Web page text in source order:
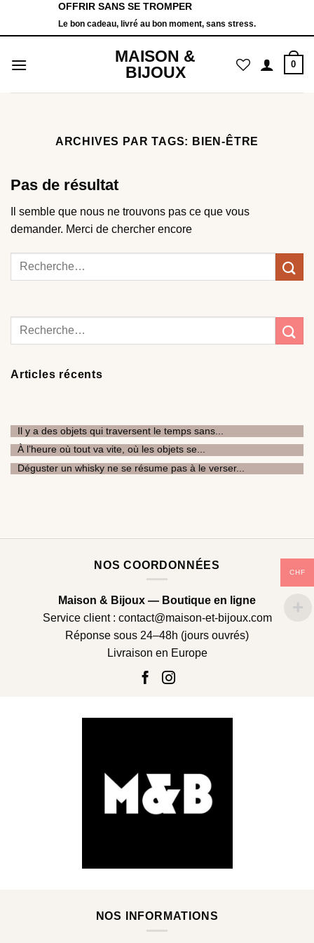
OFFRIR SANS SE TROMPER
Le bon cadeau, livré au bon moment, sans stress.
MAISON &
BIJOUX
0
ARCHIVES PAR TAGS: BIEN-ÊTRE
Articles récents
Il y a des objets qui traversent le temps sans...
À l’heure où tout va vite, où les objets se...
Déguster un whisky ne se résume pas à le verser...
Pas de résultat
Il semble que nous ne trouvons pas ce que vous
demander. Merci de chercher encore
NOS COORDONNÉES
Maison & Bijoux — Boutique en ligne
Service client : contact@maison-et-bijoux.com
Réponse sous 24–48h (jours ouvrés)
Livraison en Europe
NOS INFORMATIONS
CHF